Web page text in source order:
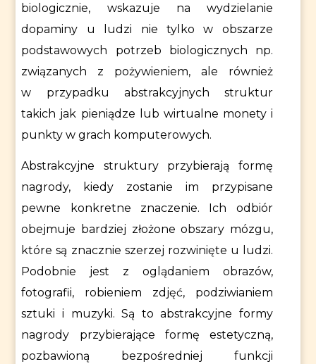
biologicznie, wskazuje na wydzielanie
dopaminy u ludzi nie tylko w obszarze
podstawowych potrzeb biologicznych np.
związanych z pożywieniem, ale również
w przypadku abstrakcyjnych struktur
takich jak pieniądze lub wirtualne monety i
punkty w grach komputerowych.
Abstrakcyjne struktury przybierają formę
nagrody, kiedy zostanie im przypisane
pewne konkretne znaczenie. Ich odbiór
obejmuje bardziej złożone obszary mózgu,
które są znacznie szerzej rozwinięte u ludzi.
Podobnie jest z oglądaniem obrazów,
fotografii, robieniem zdjęć, podziwianiem
sztuki i muzyki. Są to abstrakcyjne formy
nagrody przybierające formę estetyczną,
pozbawioną bezpośredniej funkcji